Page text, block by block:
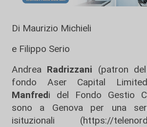
Di Maurizio Michieli
e Filippo Serio
Andrea Radrizzani (patron
fondo Aser Capital
Manfredi del Fondo Gestio
sono a Genova per una
isituzionali (https://